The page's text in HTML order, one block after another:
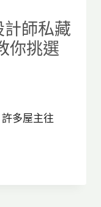
計師私藏
你挑選
多屋主往